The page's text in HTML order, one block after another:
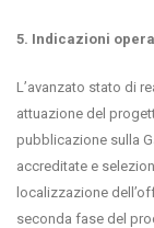
5. Indicazioni
L’avanzato stato di
attuazione del
pubblicazione sulla
accreditate e
localizzazione
seconda fase del